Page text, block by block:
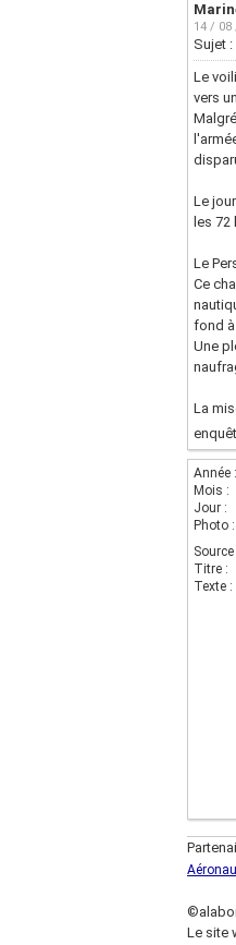
14 / 08
Sujet
Le
vers
Le
les
Le
Ce
fond
Une
La
Année :
Mois :
Jour :
Photo :
Source
Titre :
Texte :
Le site